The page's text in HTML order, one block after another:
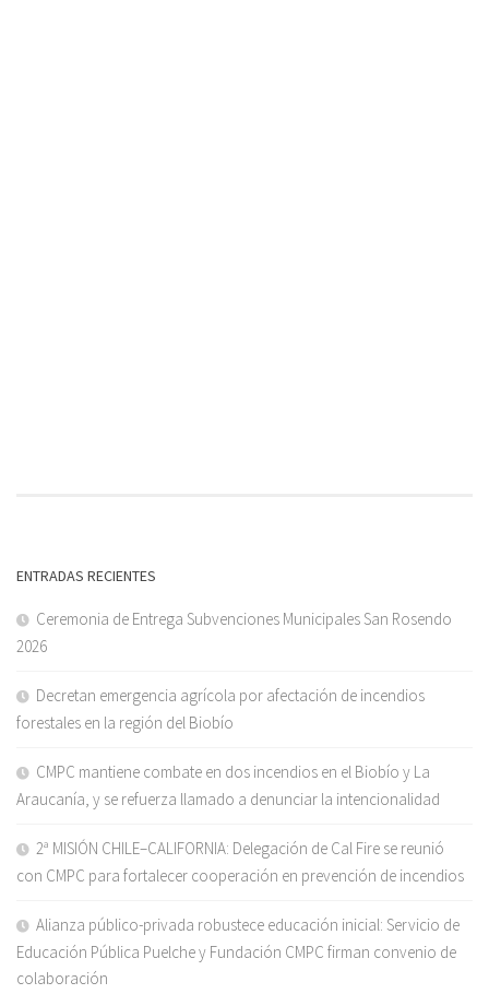
ENTRADAS RECIENTES
Ceremonia de Entrega Subvenciones Municipales San Rosendo
2026
Decretan emergencia agrícola por afectación de incendios
forestales en la región del Biobío
CMPC mantiene combate en dos incendios en el Biobío y La
Araucanía, y se refuerza llamado a denunciar la intencionalidad
2ª MISIÓN CHILE–CALIFORNIA: Delegación de Cal Fire se reunió
con CMPC para fortalecer cooperación en prevención de incendios
Alianza público-privada robustece educación inicial: Servicio de
Educación Pública Puelche y Fundación CMPC firman convenio de
colaboración